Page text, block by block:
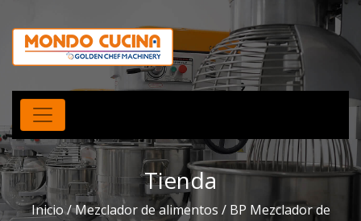
Tienda
Inicio/Mezclador de alimentos / BP Mezclador de